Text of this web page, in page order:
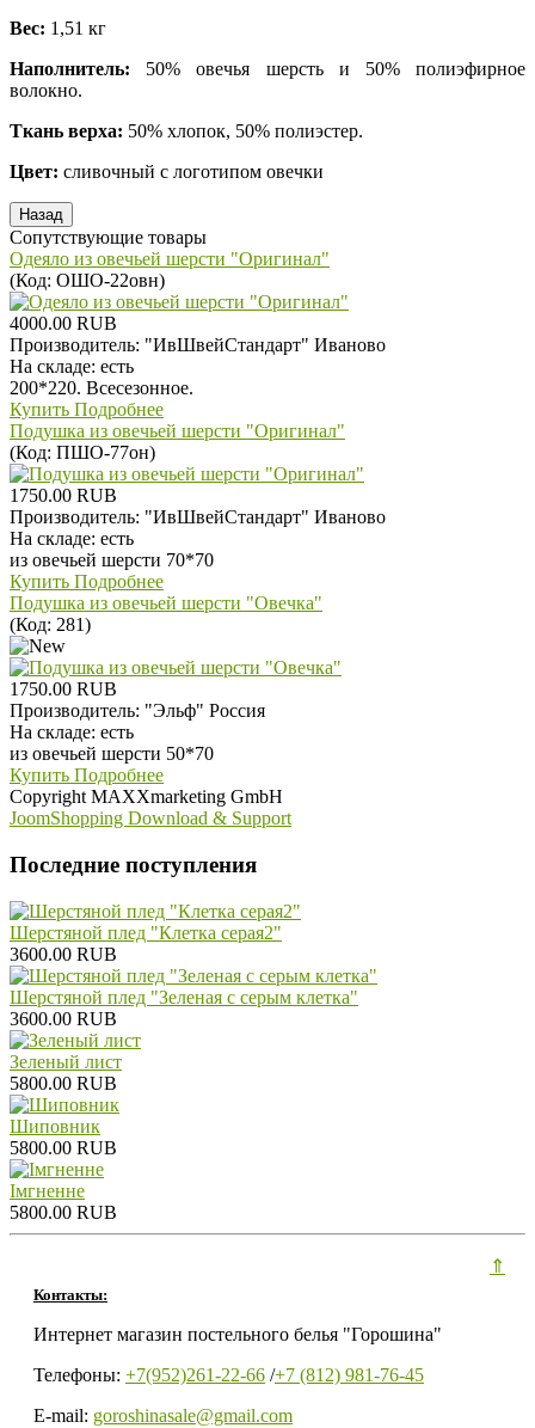
Вес: 1,51 кг
Наполнитель: 50% овечья шерсть и 50% полиэфирное
волокно.
Ткань верха: 50% хлопок, 50% полиэстер.
Цвет: сливочный с логотипом овечки
Сопутствующие товары
Одеяло из овечьей шерсти "Оригинал"
(Код: ОШО-22овн)
4000.00 RUB
Производитель: "ИвШвейСтандарт" Иваново
На складе: есть
200*220. Всесезонное.
Купить Подробнее
Подушка из овечьей шерсти "Оригинал"
(Код: ПШО-77он)
1750.00 RUB
Производитель: "ИвШвейСтандарт" Иваново
На складе: есть
из овечьей шерсти 70*70
Купить Подробнее
Подушка из овечьей шерсти "Овечка"
(Код: 281)
1750.00 RUB
Производитель: "Эльф" Россия
На складе: есть
из овечьей шерсти 50*70
Купить Подробнее
Copyright MAXXmarketing GmbH
JoomShopping Download & Support
Последние поступления
Шерстяной плед "Клетка серая2"
3600.00 RUB
Шерстяной плед "Зеленая с серым клетка"
3600.00 RUB
Зеленый лист
5800.00 RUB
Шиповник
5800.00 RUB
Iмгненне
5800.00 RUB
Контакты:
Интернет магазин постельного белья "Горошина"
Телефоны: +7(952)261-22-66 /+7 (812) 981-76-45
E-mail: goroshinasale@gmail.com
⇑